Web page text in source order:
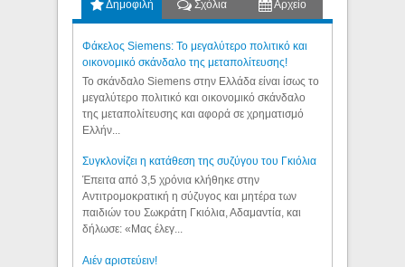
Δημοφιλή Σχόλια Αρχείο
Φάκελος Siemens: Το μεγαλύτερο πολιτικό και
οικονομικό σκάνδαλο της μεταπολίτευσης!
Το σκάνδαλο Siemens στην Ελλάδα είναι ίσως το
μεγαλύτερο πολιτικό και οικονομικό σκάνδαλο
της μεταπολίτευσης και αφορά σε χρηματισμό
Ελλήν...
Συγκλονίζει η κατάθεση της συζύγου του Γκιόλια
Έπειτα από 3,5 χρόνια κλήθηκε στην
Αντιτρομοκρατική η σύζυγος και μητέρα των
παιδιών του Σωκράτη Γκιόλια, Αδαμαντία, και
δήλωσε: «Μας έλεγ...
Aιέν αριστεύειν!